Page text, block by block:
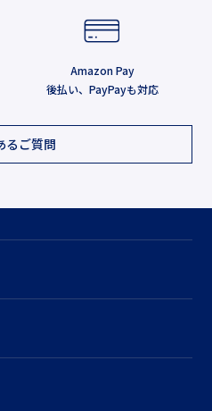
Amazon Pay
後払い、PayPayも対応
るご質問